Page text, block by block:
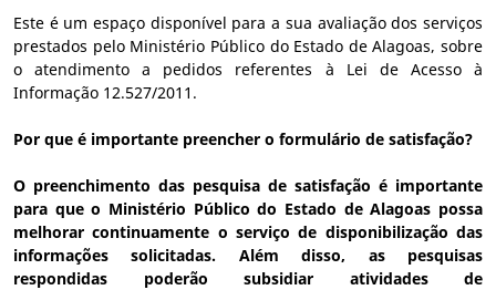
Este é um espaço disponível para a sua avaliação dos serviços
prestados pelo Ministério Público do Estado de Alagoas, sobre
o atendimento a pedidos referentes à Lei de Acesso à
Informação 12.527/2011.
Por que é importante preencher o formulário de satisfação?
O preenchimento das pesquisa de satisfação é importante
para que o Ministério Público do Estado de Alagoas possa
melhorar continuamente o serviço de disponibilização das
informações solicitadas. Além disso, as pesquisas
respondidas poderão subsidiar atividades de